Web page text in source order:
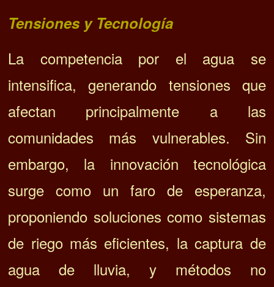
Tensiones y Tecnología
La competencia por el agua se
intensifica, generando tensiones que
afectan principalmente a las
comunidades más vulnerables. Sin
embargo, la innovación tecnológica
surge como un faro de esperanza,
proponiendo soluciones como sistemas
de riego más eficientes, la captura de
agua de lluvia, y métodos no